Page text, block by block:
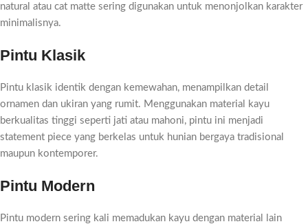
natural atau cat matte sering digunakan untuk menonjolkan karakter
minimalisnya.
Pintu Klasik
Pintu klasik identik dengan kemewahan, menampilkan detail
ornamen dan ukiran yang rumit. Menggunakan material kayu
berkualitas tinggi seperti jati atau mahoni, pintu ini menjadi
statement piece yang berkelas untuk hunian bergaya tradisional
maupun kontemporer.
Pintu Modern
Pintu modern sering kali memadukan kayu dengan material lain